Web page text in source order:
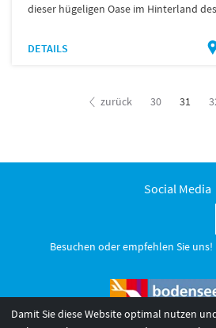
dieser hügeligen Oase im Hinterland
DETAILS
zurück 30 31
Social Media
Besuchen oder empfehlen Sie uns!
Damit Sie diese Website optimal nutzen